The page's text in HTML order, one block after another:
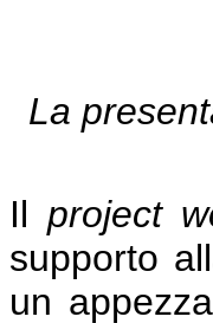
La
Il project
supporto
un